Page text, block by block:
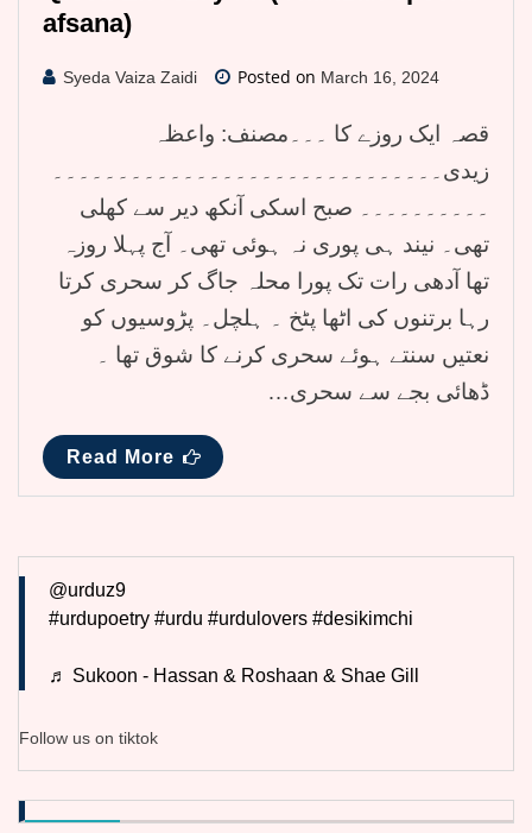
afsana)
Syeda Vaiza Zaidi Posted on March 16, 2024
قصہ ایک روزے کا ۔۔۔مصنف: واعظہ
زیدی۔۔۔۔۔۔۔۔۔۔۔۔۔۔۔۔۔۔۔۔۔۔۔۔۔۔۔۔۔۔
۔۔۔۔۔۔۔۔۔۔ صبح اسکی آنکھ دیر سے کھلی
تھی۔ نیند ہی پوری نہ ہوئی تھی۔ آج پہلا روزہ
تھا آدھی رات تک پورا محلہ جاگ کر سحری کرتا
رہا برتنوں کی اٹھا پٹخ ۔ ہلچل۔ پڑوسیوں کو
نعتیں سنتے ہوئے سحری کرنے کا شوق تھا ۔
ڈھائی بجے سے سحری…
Read More
@urduz9
#urdupoetry #urdu #urdulovers #desikimchi
♬ Sukoon - Hassan & Roshaan & Shae Gill
Follow us on tiktok